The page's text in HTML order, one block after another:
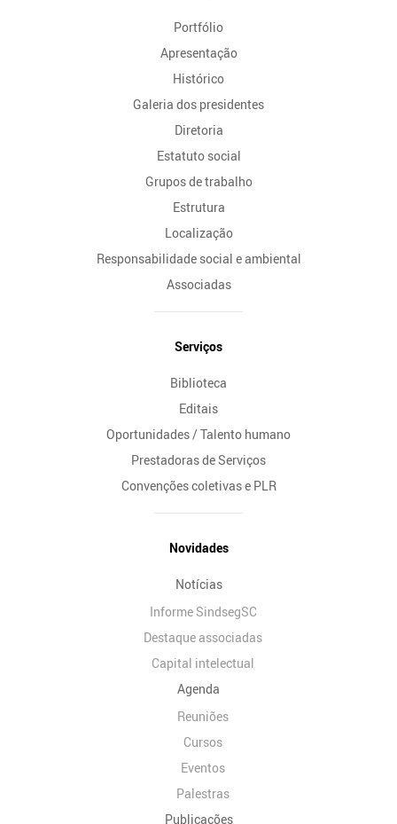
Portfólio
Apresentação
Histórico
Galeria dos presidentes
Diretoria
Estatuto social
Grupos de trabalho
Estrutura
Localização
Responsabilidade social e ambiental
Associadas
Serviços
Biblioteca
Editais
Oportunidades / Talento humano
Prestadoras de Serviços
Convenções coletivas e PLR
Novidades
Notícias
Informe SindsegSC
Destaque associadas
Capital intelectual
Agenda
Reuniões
Cursos
Eventos
Palestras
Publicações